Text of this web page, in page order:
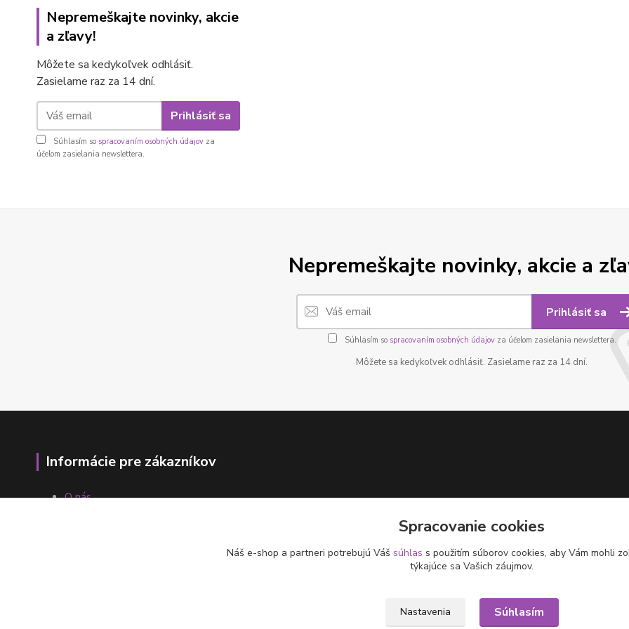
Nepremeškajte novinky, akcie
a zľavy!
Môžete sa kedykoľvek odhlásiť.
Zasielame raz za 14 dní.
Prihlásiť sa
Súhlasím so spracovaním osobných údajov za
účelom zasielania newslettera.
Nepremeškajte novinky, akcie a
Prihlásiť sa
Súhlasím so spracovaním osobných údajovza účelom zasielania newslettera.
Môžete sa kedykoľvek odhlásiť. Zasielame raz za 14 dní.
Informácie pre zákazníkov
O nás
Spracovanie cookies
Náš e-shop a partneri potrebujú Váš súhlas s použitím súborov cookies, aby Vám mohli
týkajúce sa Vašich záujmov.
Nastavenia Súhlasím